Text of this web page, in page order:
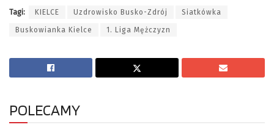
Tagi: KIELCE Uzdrowisko Busko-Zdrój Siatkówka
Buskowianka Kielce 1. Liga Mężczyzn
POLECAMY